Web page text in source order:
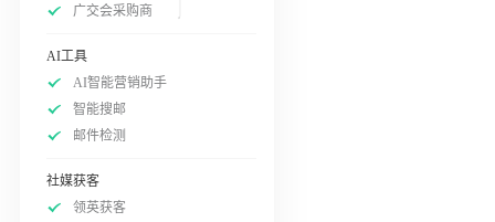
广交会采购商
AI工具
AI智能营销助手
智能搜邮
邮件检测
社媒获客
领英获客